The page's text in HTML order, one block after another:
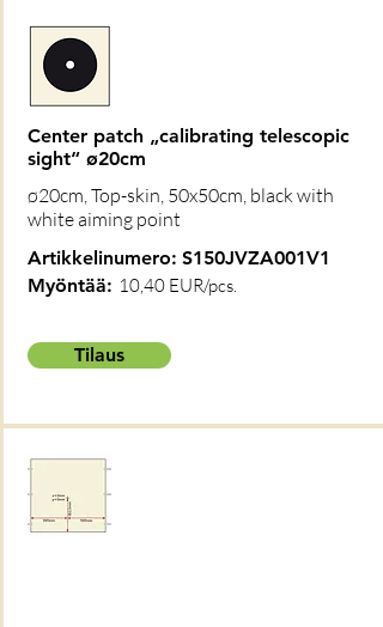
Center patch „calibrating telescopic
sight“ ø20cm
ø20cm, Top-skin, 50x50cm, black with
white aiming point
Artikkelinumero: S150JVZA001V1
Myöntää: 10,40 EUR/pcs.
Tilaus